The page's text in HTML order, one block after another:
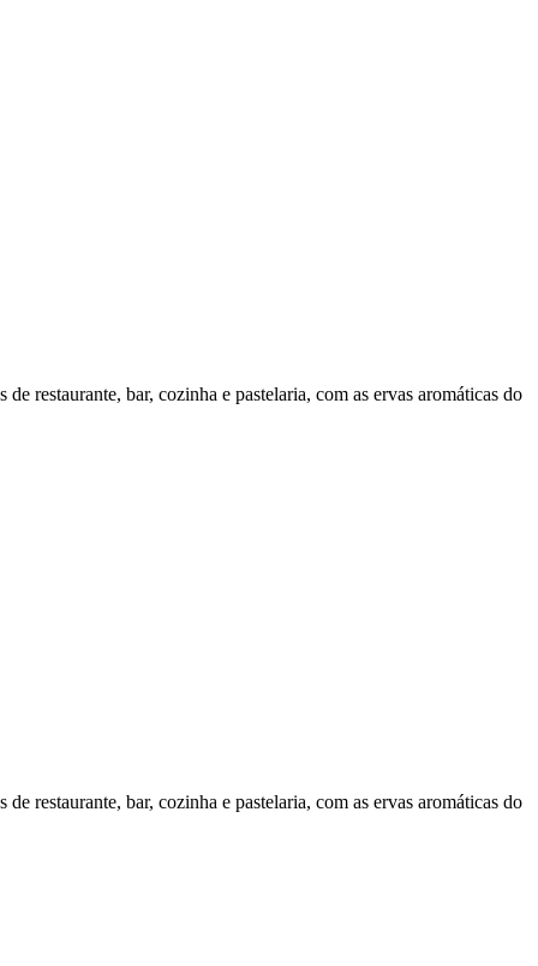
restaurante, bar, cozinha e pastelaria, com as ervas aromáticas do
restaurante, bar, cozinha e pastelaria, com as ervas aromáticas do